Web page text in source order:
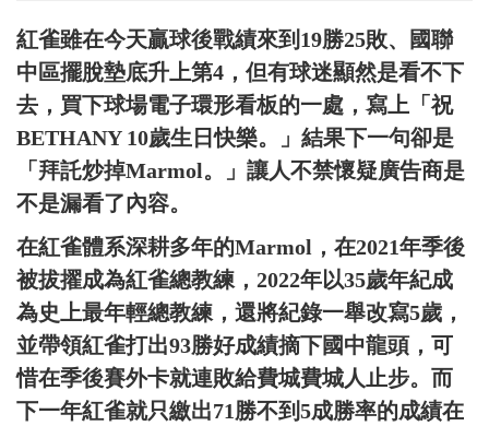
紅雀雖在今天贏球後戰績來到19勝25敗、國聯
中區擺脫墊底升上第4，但有球迷顯然是看不下
去，買下球場電子環形看板的一處，寫上「祝
BETHANY 10歲生日快樂。」結果下一句卻是
「拜託炒掉Marmol。」讓人不禁懷疑廣告商是
不是漏看了內容。
在紅雀體系深耕多年的Marmol，在2021年季後
被拔擢成為紅雀總教練，2022年以35歲年紀成
為史上最年輕總教練，還將紀錄一舉改寫5歲，
並帶領紅雀打出93勝好成績摘下國中龍頭，可
惜在季後賽外卡就連敗給費城費城人止步。而
下一年紅雀就只繳出71勝不到5成勝率的成績在